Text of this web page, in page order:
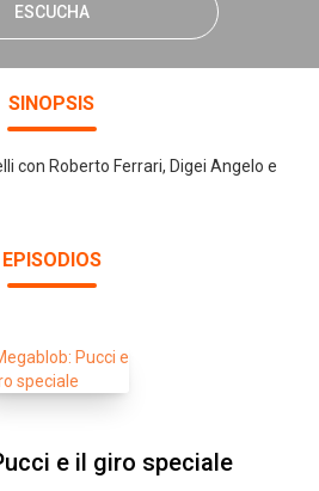
ESCUCHA
SINOPSIS
con Roberto Ferrari, Digei Angelo e
EPISODIOS
e il giro speciale